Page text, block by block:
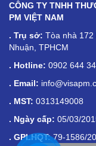
CÔNG TY TNHH
PM VIỆT NAM
. Trụ sở: Tòa nhà 172
Nhuận, TPHCM
. Hotline: 0902 644
. Email:
. MST: 0313149008
. Ngày cấp: 05/03/
. GPLHQT:79-1586/